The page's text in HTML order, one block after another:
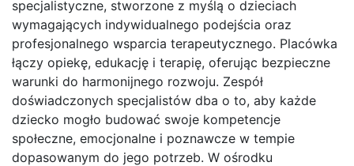
specjalistyczne, stworzone z myślą o dzieciach
wymagających indywidualnego podejścia oraz
profesjonalnego wsparcia terapeutycznego. Placówka
łączy opiekę, edukację i terapię, oferując bezpieczne
warunki do harmonijnego rozwoju. Zespół
doświadczonych specjalistów dba o to, aby każde
dziecko mogło budować swoje kompetencje
społeczne, emocjonalne i poznawcze w tempie
dopasowanym do jego potrzeb. W ośrodku